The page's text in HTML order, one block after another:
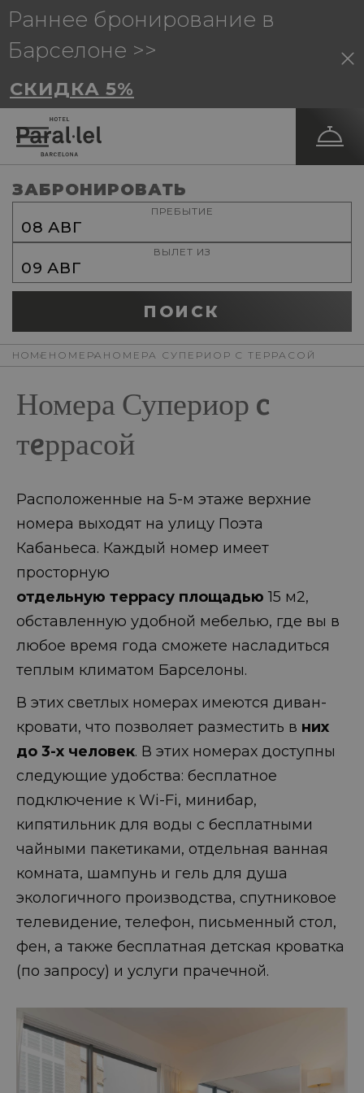
Раннее бронирование в
Барселоне >>
СКИДКА 5%
ЗАБРОНИРОВАТЬ
ПРЕБЫТИЕ
08 АВГ
ВЫЛЕТ ИЗ
09 АВГ
ПОИСК
HOME НОМЕРА НОМЕРА СУПЕРИОР C ТEРРАСОЙ
Номера Супериор c
тeррасой
Расположенные на 5-м этаже верхние
номера выходят на улицу Поэта
Кабаньеса. Каждый номер имеет
просторную
отдельную террасу площадью 15 м2,
обставленную удобной мебелью, где вы в
любое время года сможете насладиться
теплым климатом Барселоны.
В этих светлых номерах имеются диван-
кровати, что позволяет разместить в них
до 3-х человек. В этих номерах доступны
следующие удобства: бесплатное
подключение к Wi-Fi, минибар,
кипятильник для воды с бесплатными
чайными пакетиками, отдельная ванная
комната, шампунь и гель для душа
экологичного производства, спутниковое
телевидение, телефон, письменный стол,
фен, а также бесплатная детская кроватка
(по запросу) и услуги прачечной.